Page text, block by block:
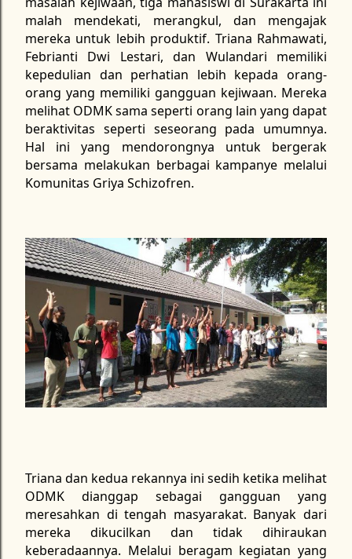
malah mendekati, merangkul, dan mengajak
mereka untuk lebih produktif. Triana Rahmawati,
Febrianti Dwi Lestari, dan Wulandari memiliki
kepedulian dan perhatian lebih kepada orang-
orang yang memiliki gangguan kejiwaan. Mereka
melihat ODMK sama seperti orang lain yang dapat
beraktivitas seperti seseorang pada umumnya.
Hal ini yang mendorongnya untuk bergerak
bersama melakukan berbagai kampanye melalui
Komunitas Griya Schizofren.
Triana dan kedua rekannya ini sedih ketika melihat
ODMK dianggap sebagai gangguan yang
meresahkan di tengah masyarakat. Banyak dari
mereka dikucilkan dan tidak dihiraukan
keberadaannya. Melalui beragam kegiatan yang